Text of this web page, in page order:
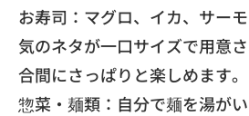
お寿司：マグロ、イカ、サーモ
気のネタが一口サイズで用意さ
合間にさっぱりと楽しめます。
惣菜・麺類：自分で麺を湯が